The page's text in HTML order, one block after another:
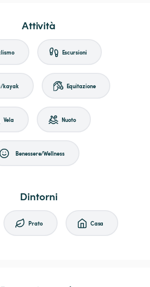
Attività
Escursioni
kayak Equitazione
Vela Nuoto
Benessere/Wellness
Dintorni
Prato Casa